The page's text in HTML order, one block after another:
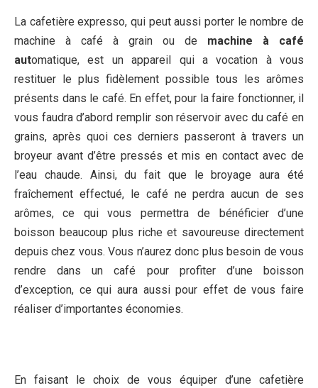
La cafetière expresso, qui peut aussi porter le nombre de
machine à café à grain ou de machine à café
automatique, est un appareil qui a vocation à vous
restituer le plus fidèlement possible tous les arômes
présents dans le café. En effet, pour la faire fonctionner, il
vous faudra d’abord remplir son réservoir avec du café en
grains, après quoi ces derniers passeront à travers un
broyeur avant d’être pressés et mis en contact avec de
l’eau chaude. Ainsi, du fait que le broyage aura été
fraîchement effectué, le café ne perdra aucun de ses
arômes, ce qui vous permettra de bénéficier d’une
boisson beaucoup plus riche et savoureuse directement
depuis chez vous. Vous n’aurez donc plus besoin de vous
rendre dans un café pour profiter d’une boisson
d’exception, ce qui aura aussi pour effet de vous faire
réaliser d’importantes économies.
En faisant le choix de vous équiper d’une cafetière